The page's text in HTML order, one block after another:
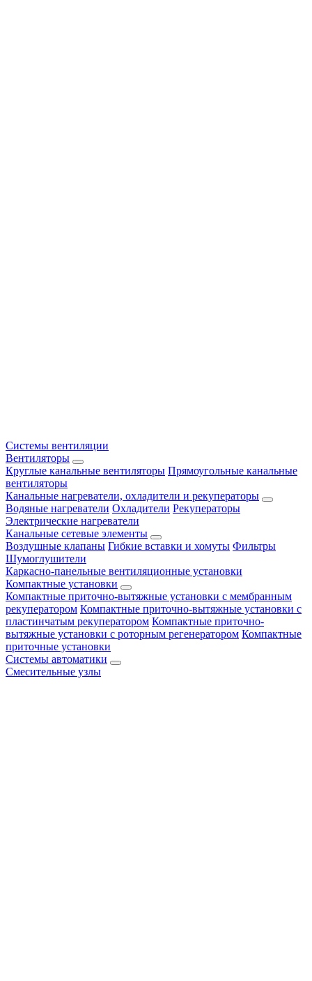
Системы вентиляции
Вентиляторы
Круглые канальные вентиляторы Прямоугольные канальные
вентиляторы
Канальные нагреватели, охладители и рекуператоры
Водяные нагреватели Охладители Рекуператоры
Электрические нагреватели
Канальные сетевые элементы
Воздушные клапаны Гибкие вставки и хомуты Фильтры
Шумоглушители
Каркасно-панельные вентиляционные установки
Компактные установки
Компактные приточно-вытяжные установки с мембранным
рекуператором Компактные приточно-вытяжные установки с
пластинчатым рекуператором Компактные приточно-
вытяжные установки с роторным регенератором Компактные
приточные установки
Системы автоматики
Смесительные узлы